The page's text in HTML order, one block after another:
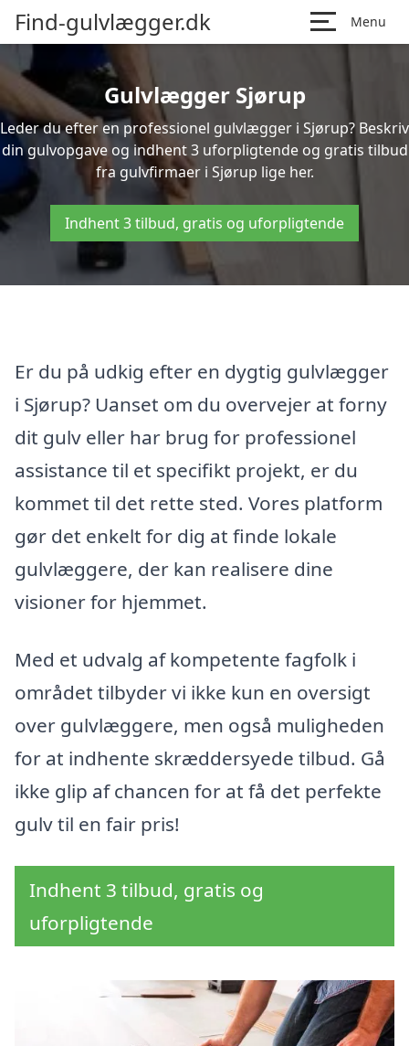
Find-gulvlægger.dk Menu
Gulvlægger Sjørup
Leder du efter en professionel gulvlægger i Sjørup? Beskriv
din gulvopgave og indhent 3 uforpligtende og gratis tilbud
fra gulvfirmaer i Sjørup lige her.
Indhent 3 tilbud, gratis og uforpligtende
Er du på udkig efter en dygtig gulvlægger
i Sjørup? Uanset om du overvejer at forny
dit gulv eller har brug for professionel
assistance til et specifikt projekt, er du
kommet til det rette sted. Vores platform
gør det enkelt for dig at finde lokale
gulvlæggere, der kan realisere dine
visioner for hjemmet.
Med et udvalg af kompetente fagfolk i
området tilbyder vi ikke kun en oversigt
over gulvlæggere, men også muligheden
for at indhente skræddersyede tilbud. Gå
ikke glip af chancen for at få det perfekte
gulv til en fair pris!
Indhent 3 tilbud, gratis og
uforpligtende